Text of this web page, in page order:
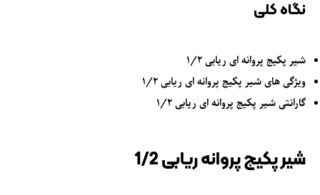
نگاه کلی
شیر پکیج پروانه ای ریابی 1/2
ویژگی های شیر پکیج پروانه ای ریابی 1/2
گارانتی شیر پکیج پروانه ای ریابی 1/2
شیر پکیج پروانه ریابی 1/2